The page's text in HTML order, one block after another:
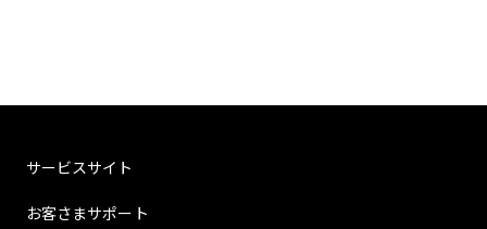
サービスサイト
お客さまサポート